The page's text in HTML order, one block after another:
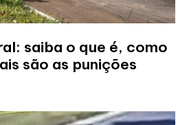
saiba o que é, como
são as punições